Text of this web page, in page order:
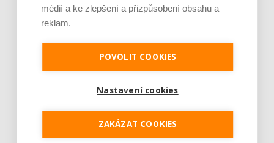
propanu až do
12 °C,“
Benzín v zimě
nedělá problémy
dělat žádné problémy až do
−40 °C. Jeho parametry se
médií a ke zlepšení a přizpůsobení obsahu a
reklam.
POVOLIT COOKIES
Nastavení cookies
ZAKÁZAT COOKIES